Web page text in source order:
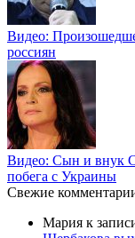
Видео:
россиян
Видео: Сын и внук
побега с Украины
Свежие
Мария к